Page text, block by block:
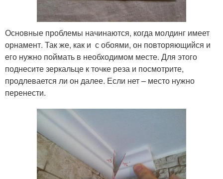
Основные проблемы начинаются, когда молдинг имеет
орнамент. Так же, как и с обоями, он повторяющийся и
его нужно поймать в необходимом месте. Для этого
поднесите зеркальце к точке реза и посмотрите,
продлевается ли он далее. Если нет – место нужно
перенести.